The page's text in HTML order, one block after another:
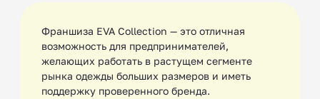
Франшиза EVA Collection — это отличная
возможность для предпринимателей,
желающих работать в растущем сегменте
рынка одежды больших размеров и иметь
поддержку проверенного бренда.